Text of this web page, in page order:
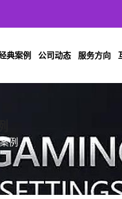
典案例 公司动态 服务方向
例